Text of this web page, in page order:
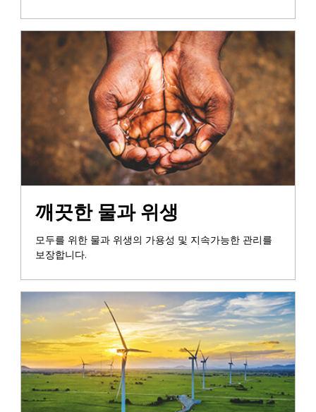
깨끗한 물과 위생
모두를 위한 물과 위생의 가용성 및 지속가능한 관리를
보장합니다.